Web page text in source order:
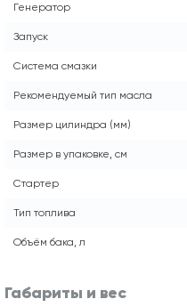
Генератор
Запуск
Система смазки
Рекомендуемый тип масла
Размер цилиндра (мм)
Размер в упаковке, см
Стартер
Тип топлива
Объём бака, л
Габариты и вес